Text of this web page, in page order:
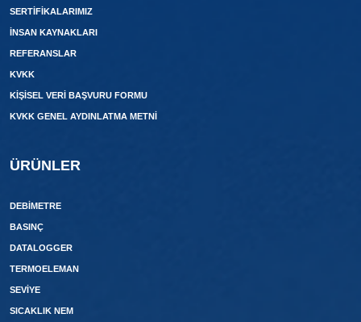
SERTIFIKALARIMIZ
İNSAN KAYNAKLARI
REFERANSLAR
KVKK
KIŞISEL VERI BAŞVURU FORMU
KVKK GENEL AYDINLATMA METNI
ÜRÜNLER
DEBIMETRE
BASINÇ
DATALOGGER
TERMOELEMAN
SEVİYE
SICAKLIK NEM